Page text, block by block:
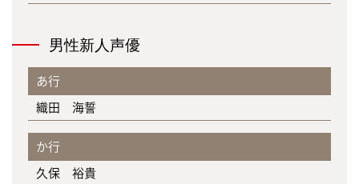
男性新人声優
あ行
織田 海誓
か行
久保 裕貴